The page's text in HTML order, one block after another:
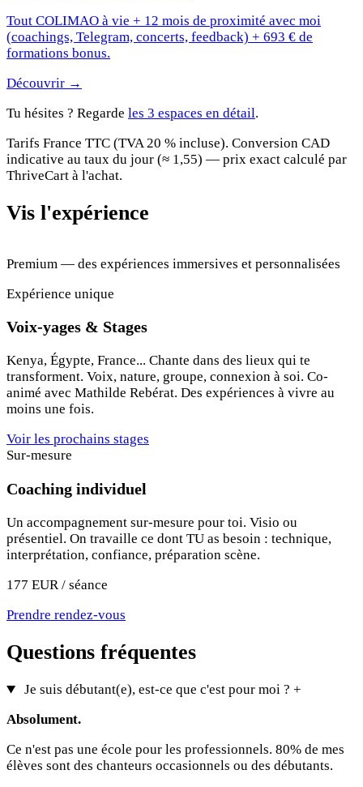
Tout COLIMAO à vie + 12 mois de proximité avec moi
(coachings, Telegram, concerts, feedback) + 693 € de
formations bonus.
Découvrir →
Tu hésites ? Regarde les 3 espaces en détail.
Tarifs France TTC (TVA 20 % incluse). Conversion CAD
indicative au taux du jour (≈ 1,55) — prix exact calculé par
ThriveCart à l'achat.
Vis l'expérience
Premium — des expériences immersives et personnalisées
Expérience unique
Voix-yages & Stages
Kenya, Égypte, France... Chante dans des lieux qui te
transforment. Voix, nature, groupe, connexion à soi. Co-
animé avec Mathilde Rebérat. Des expériences à vivre au
moins une fois.
Voir les prochains stages
Sur-mesure
Coaching individuel
Un accompagnement sur-mesure pour toi. Visio ou
présentiel. On travaille ce dont TU as besoin : technique,
interprétation, confiance, préparation scène.
177 EUR / séance
Prendre rendez-vous
Questions fréquentes
Je suis débutant(e), est-ce que c'est pour moi ?+
Absolument.
Ce n'est pas une école pour les professionnels. 80% de mes
élèves sont des chanteurs occasionnels ou des débutants.